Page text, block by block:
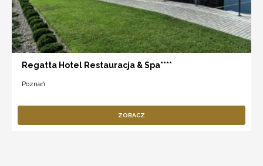
Regatta Hotel Restauracja & Spa****
Poznań
ZOBACZ